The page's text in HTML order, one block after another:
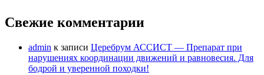
Свежие комментарии
admin к записи Церебрум АССИСТ — Препарат при
нарушениях координации движений и равновесия. Для
бодрой и уверенной походки!